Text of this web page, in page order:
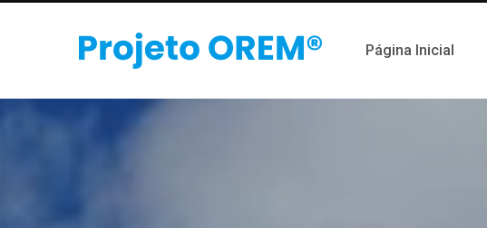
Página Inicial